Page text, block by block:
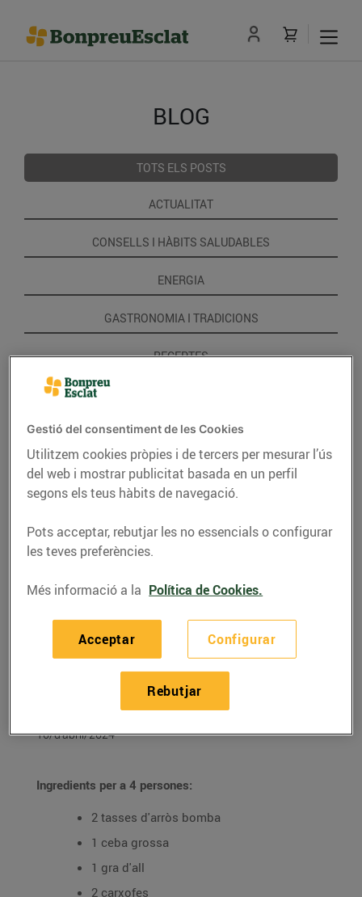
BLOG
TOTS ELS POSTS
ACTUALITAT
CONSELLS I HÀBITS SALUDABLES
ENERGIA
GASTRONOMIA I TRADICIONS
RECEPTES
RECEPTES
Arròs melós amb
carxofes
Per 4,04 € per persona
10/d’abril/2024
Ingredients per a 4 persones:
2 tasses d'arròs bomba
1 ceba grossa
1 gra d'all
2 carxofes
Gestió del consentiment de les Cookies
Utilitzem cookies pròpies i de tercers per mesurar l’ús
del web i mostrar publicitat basada en un perfil
segons els teus hàbits de navegació.
Pots acceptar, rebutjar les no essencials o configurar
les teves preferències.
Més informació a la Política de Cookies.
Configurar
Rebutjar
Acceptar